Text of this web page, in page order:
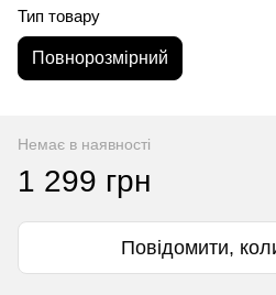
Тип товару
Повнорозмірний
Немає в наявності
1 299 грн
Повідомити,